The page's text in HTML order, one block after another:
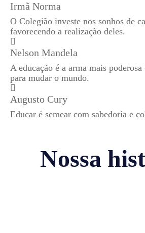
Irmã Norma
O Colegião investe nos sonhos de
favorecendo a realização deles.
Nelson Mandela
A educação é a arma mais
para mudar o mundo.
Augusto Cury
Educar é semear com sabedoria e
Nossa